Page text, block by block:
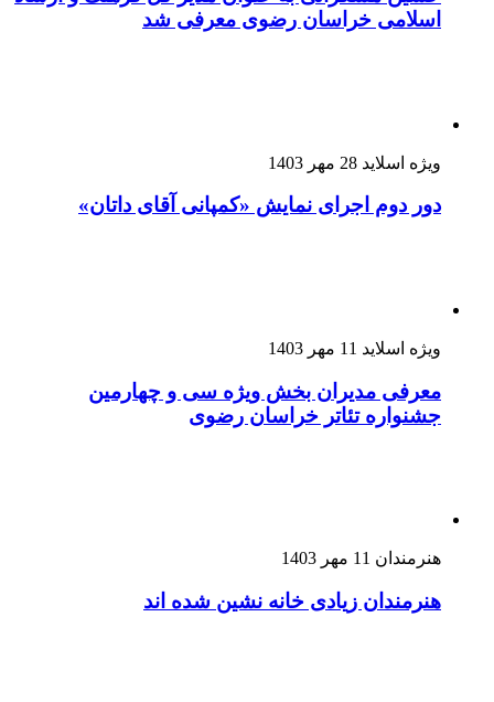
اسلامی خراسان رضوی معرفی شد
ویژه اسلاید 28 مهر 1403
دور دوم اجرای نمایش «کمپانی آقای داتان»
ویژه اسلاید 11 مهر 1403
معرفی مدیران بخش ویژه سی و چهارمین
جشنواره تئاتر خراسان رضوی
هنرمندان 11 مهر 1403
هنرمندان زیادی خانه نشین شده اند